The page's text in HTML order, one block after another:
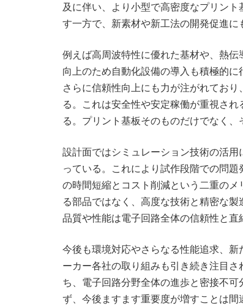
及に伴い、より小型で高密度なプリン
す一方で、新素材や新工法の開発促進に
例えば高周波特性に優れた基材や、熱
向上のため自動化設備の導入も積極的
さらに信頼性向上にも力が注がれてお
る。これは安全性や安定稼働が重視さ
る。プリント基板そのものだけでなく
設計面ではシミュレーション技術の活
っている。これにより試作段階での問
の時間短縮とコスト削減という二重の
る部品ではなく、高度な技術と精密な
品質や性能は電子回路全体の信頼性と直
今後も環境対応やさらなる性能追求、
ーカー各社の取り組みも引き続き注目
ち、電子回路分野全体の進歩と密接不
ず、今後ますます重要度が増すことは